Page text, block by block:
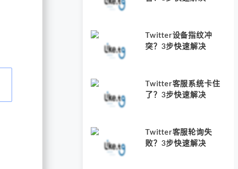
Twitter设备指纹冲
突？3步快速解决
Twitter客服系统卡住
了？3步快速解决
Twitter客服轮询失
败？3步快速解决